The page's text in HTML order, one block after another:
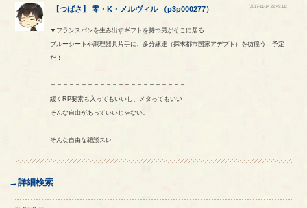
【つばさ 】零 ・K ・ メルヴィル（p3p000277） [2017-11-14 22:49:11]
▼フランスパンを生み出すギフトを持つ男がそこに居る
ブルーシートや調理器具片手に、多分練達（探求都市国家アデプト）を彷徨う…予定
だ！
＝＝＝＝＝＝＝＝＝＝＝＝＝＝＝＝＝＝＝＝＝＝
緩くRP要素も入ってもいいし、メタってもいい
そんな自由があっていいじゃない。
そんな自由な雑談スレ
→詳細検索